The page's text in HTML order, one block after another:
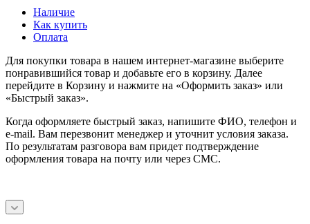
Наличие
Как купить
Оплата
Для покупки товара в нашем интернет-магазине выберите
понравившийся товар и добавьте его в корзину. Далее
перейдите в Корзину и нажмите на «Оформить заказ» или
«Быстрый заказ».
Когда оформляете быстрый заказ, напишите ФИО, телефон и
e-mail. Вам перезвонит менеджер и уточнит условия заказа.
По результатам разговора вам придет подтверждение
оформления товара на почту или через СМС.